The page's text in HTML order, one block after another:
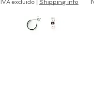
IVA excluido Shipping info